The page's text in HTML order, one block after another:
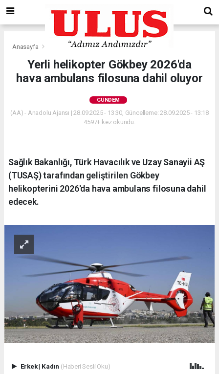
Anasayfa Gündem
Yerli helikopter Gökbey 2026'da
hava ambulans filosuna dahil oluyor
GÜNDEM
(AA) - Anadolu Ajansı | 28.09.2025 - 13:30, Güncelleme: 28.09.2025 - 13:18
4597+ kez okundu.
Sağlık Bakanlığı, Türk Havacılık ve Uzay Sanayii AŞ
(TUSAŞ) tarafından geliştirilen Gökbey
helikopterini 2026'da hava ambulans filosuna dahil
edecek.
Erkek| Kadın (Haberi Sesli Oku)